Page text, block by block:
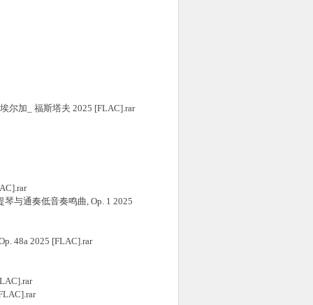
尔加_ 福斯塔夫 2025 [FLAC].rar
琴与通奏低音奏鸣曲, Op. 1 2025
48a 2025 [FLAC].rar